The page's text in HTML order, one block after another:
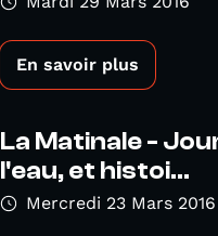
En savoir plus
La Matinale -
l'eau, et histoi...
Mercredi 23 Mars 2016